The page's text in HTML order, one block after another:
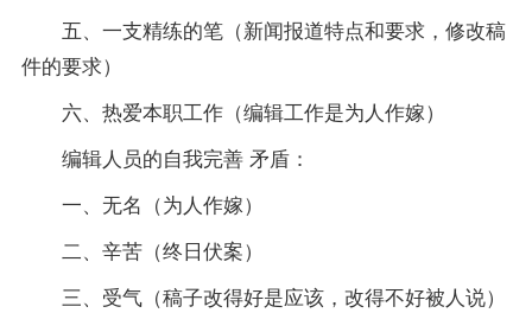
五、一支精练的笔（新闻报道特点和要求，修改稿
件的要求）
六、热爱本职工作（编辑工作是为人作嫁）
编辑人员的自我完善 矛盾：
一、无名（为人作嫁）
二、辛苦（终日伏案）
三、受气（稿子改得好是应该，改得不好被人说）